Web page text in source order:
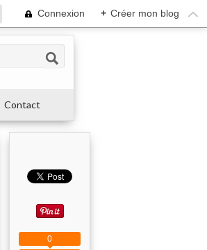
Connexion + Créer mon blog
Contact
0